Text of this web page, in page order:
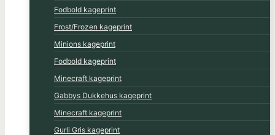
Fodbold kageprint
Frost/Frozen kageprint
Minions kageprint
Fodbold kageprint
Minecraft kageprint
Gabbys Dukkehus kageprint
Minecraft kageprint
Gurli Gris kageprint